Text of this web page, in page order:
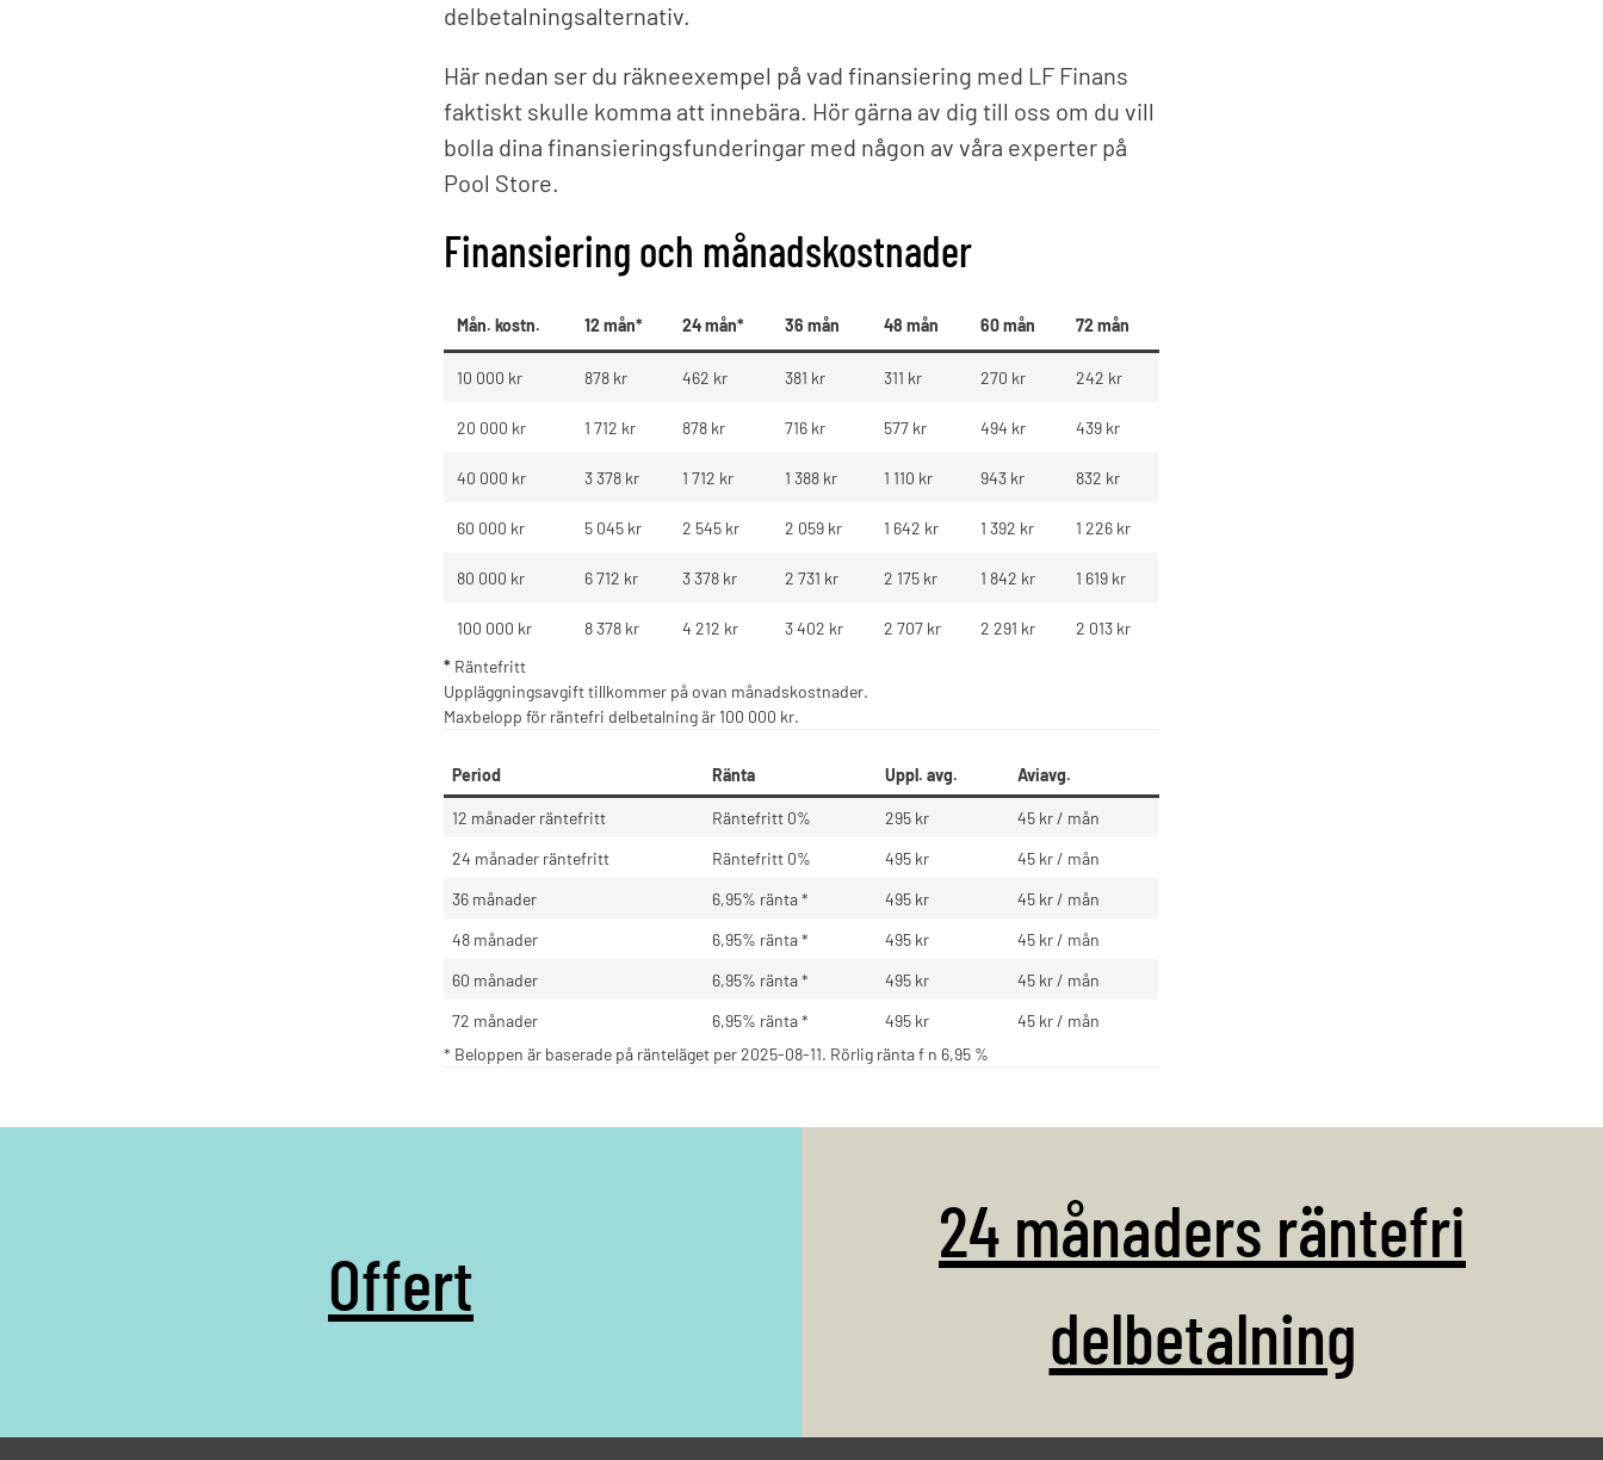
delbetalningsalternativ.
Här nedan ser du räkneexempel på vad finansiering med LF Finans
faktiskt skulle komma att innebära. Hör gärna av dig till oss om du vill
bolla dina finansieringsfunderingar med någon av våra experter på
Pool Store.
Finansiering och månadskostnader
Mån. kostn. 12 mån* 24mån* 36 mån 48 mån 60 mån 72 mån
10 000 kr 878 kr 462 kr 381 kr 311 kr 270 kr 242 kr
20 000 kr 1 712 kr 878 kr 716 kr 577 kr 494 kr 439 kr
40 000 kr 3 378 kr 1 712 kr 1 388 kr 1 110 kr 943 kr 832 kr
60 000 kr 5 045 kr 2 545 kr 2 059 kr 1 642 kr 1 392 kr 1 226 kr
80 000 kr 6 712 kr 3 378 kr 2 731 kr 2 175 kr 1 842 kr 1 619 kr
100 000 kr 8 378 kr 4 212 kr 3 402 kr 2 707 kr 2 291 kr
2 013 kr
* Räntefritt
Uppläggningsavgift tillkommer på ovan månadskostnader.
Maxbelopp för räntefri delbetalning är 100 000 kr.
Period Ränta Uppl. avg. Aviavg.
12 månader räntefritt Räntefritt 0% 295 kr
45 kr / mån
24 månader räntefritt
Räntefritt 0% 495 kr
45 kr / mån
36 månader
6,95% ränta * 495 kr
45 kr / mån
48 månader
6,95% ränta * 495 kr
45 kr / mån
60 månader
6,95% ränta * 495 kr
45 kr / mån
72 månader
6,95% ränta * 495 kr
45 kr / mån
* Beloppen är baserade på ränteläget per 2025-08-11. Rörlig ränta f n 6,95 %
Offert
24 månaders räntefri
delbetalning